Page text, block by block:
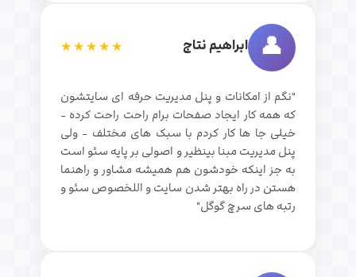
👤 ابراهیم نتاج ★★★★★
"نگم از امکانات و پنل مدیریت حرفه ای سایتشون
که همه کار ایجاد صفحات برام راحت راحت کرده -
خیلی جا ها کار کردم با سبک های مختلف - ولی
پنل مدیریت مبنا بینظیر و اصولی بر پایه سئو است
به جز اینکه خودشون هم همیشه مشاور و راهنما
هستن در راه بهتر شدن سایت و اللخصوص سئو و
رتبه های سرچ گوگل"